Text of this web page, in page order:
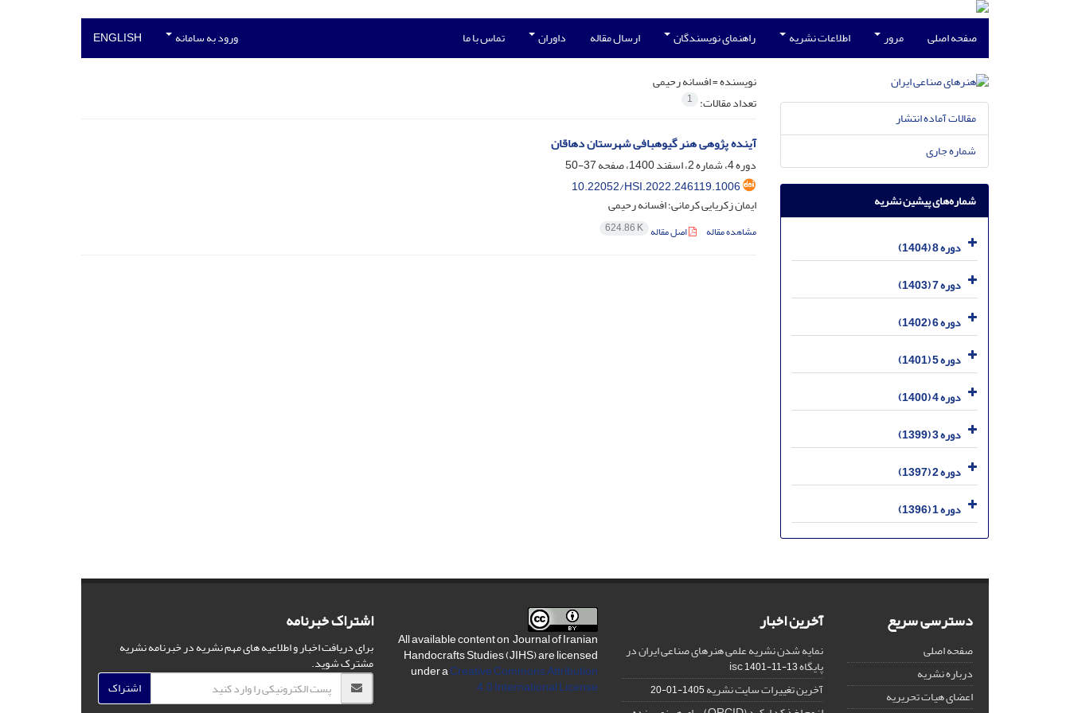
صفحه اصلی مرور اطلاعات نشریه راهنمای نویسندگان ارسال مقاله داوران تماس با ما ورود به سامانه ENGLISH
نویسنده =افسانه رحیمی
تعداد مقالات: 1
آینده پژوهی هنر گیوه‎بافی شهرستان دهاقان
دوره 4، شماره 2، اسفند 1400، صفحه
37-50
10.22052/HSI.2022.246119.1006
ایمان زکریایی کرمانی؛ افسانه رحیمی
مشاهده مقاله اصل مقاله 624.86 K
مقالات آماده انتشار
شماره جاری
شماره‌های پیشین نشریه
دوره 8 (1404)
دوره 7 (1403)
دوره 6 (1402)
دوره 5 (1401)
دوره 4 (1400)
دوره 3 (1399)
دوره 2 (1397)
دوره 1 (1396)
دسترسی سریع
صفحه اصلی
درباره نشریه
اعضای هیات تحریریه
آخرین اخبار
نمایه شدن نشریه علمی هنرهای صناعی ایران در
پایگاه isc1401-11-13
آخرین تغییرات سایت نشریه1405-01-20
All available content on Journal of Iranian
Handocrafts Studies (JIHS) are licensed
under aCreative Commons Attribution
4.0 International License
اشتراک خبرنامه
برای دریافت اخبار و اطلاعیه های مهم نشریه در خبرنامه نشریه
مشترک شوید.
اشتراک